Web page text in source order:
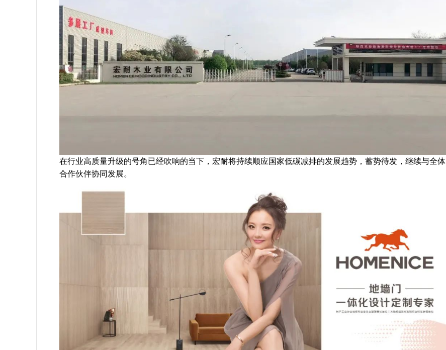
在行业高质量升级的号角已经吹响的当下，宏耐将持续顺应国家低碳减排的发展趋势，蓄势待发，继续与全体
合作伙伴协同发展。